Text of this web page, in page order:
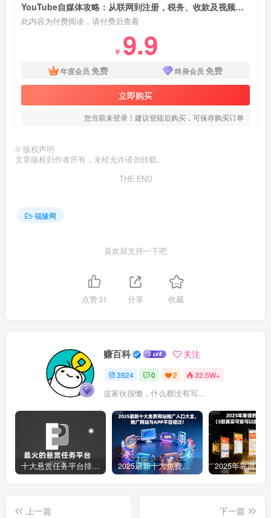
YouTube自媒体攻略：从联网到注册，税务、收款及视频制作，带你玩转油管变现
此内容为付费阅读，请付费后查看
￥ 9.9
年度会员 免费 终身会员 免费
立即购买
您当前未登录！建议登陆后购买，可保存购买订单
© 版权声明
文章版权归作者所有，未经允许请勿转载。
THE END
福缘网
喜欢就支持一下吧
点赞31 分享 收藏
赚百科 关注
3924 0 2 32.5W+
这家伙很懒，什么都没有写...
十大悬赏任务平台排行榜（全网最好的悬赏任务平台） 2025最新十大免费网站推广入口大全，推广网站与APP不容错过！
上一篇 下一篇